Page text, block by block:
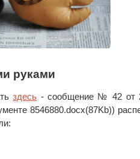
руками
здесь - сообщение № 42 от
8546880.docx(87Kb))